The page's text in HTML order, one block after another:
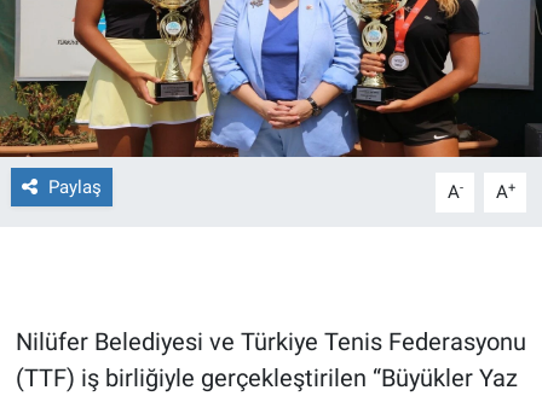
Paylaş A- A+
Nilüfer Belediyesi ve Türkiye Tenis Federasyonu
(TTF) iş birliğiyle gerçekleştirilen “Büyükler Yaz
Forum
Gerçeğin İzinde
Gün Başlıyor
Gündem Özel